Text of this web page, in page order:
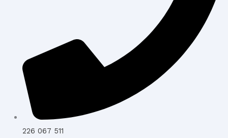
226 067 511